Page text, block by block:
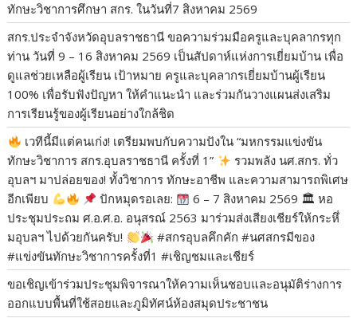
ทักษะวิชาการศึกษา สกร. ในวันที่7 สิงหาคม 2569
สกร.ประจำจังหวัดอุบลราชธานี ขอความร่วมมือครูและบุคลากรทุก
ท่าน วันที่ 9 – 16 สิงหาคม 2569 เป็นสัปดาห์แห่งการเยี่ยมบ้าน เพื่อ
ดูแลช่วยเหลือผู้เรียน เป้าหมาย ครูและบุคลากรเยี่ยมบ้านผู้เรียน
100% เพื่อรับฟังปัญหา ให้คำแนะนำ และร่วมกันวางแผนส่งเสริม
การเรียนรู้ของผู้เรียนอย่างใกล้ชิด
เวทีนี้มีแต่คนเก่ง! เตรียมพบกับความปังใน “มหกรรมแข่งขัน
ทักษะวิชาการ สกร.อุบลราชธานี ครั้งที่ 1”
​รวมพลัง นศ.สกร. ทั่ว
อุบลฯ มาปล่อยของ! ทั้งวิชาการ ทักษะอาชีพ และความสามารถพิเศษ
อีกเพียบ
ปักหมุดรอเลย:
6 – 7 สิงหาคม 2569 🏛 หอ
ประชุมประถม ศ.อ.ศ.อ. อนุสรณ์ 2563 ​มาร่วมส่งเสียงเชียร์ให้กระหึ่
มอุบลฯ ไปด้วยกันครับ!
​#สกรอุบลคึกคัก #นศสกรมีของ
#แข่งขันทักษะวิชาการครั้งที่1 #เชิญชมและเชียร์
ขอเชิญเข้าร่วมประชุมพิจารณาให้ความเห็นชอบและอนุมัติร่างการ
ออกแบบพื้นที่ใช้สอยและภูมิทัศน์ห้องสมุดประชาชน